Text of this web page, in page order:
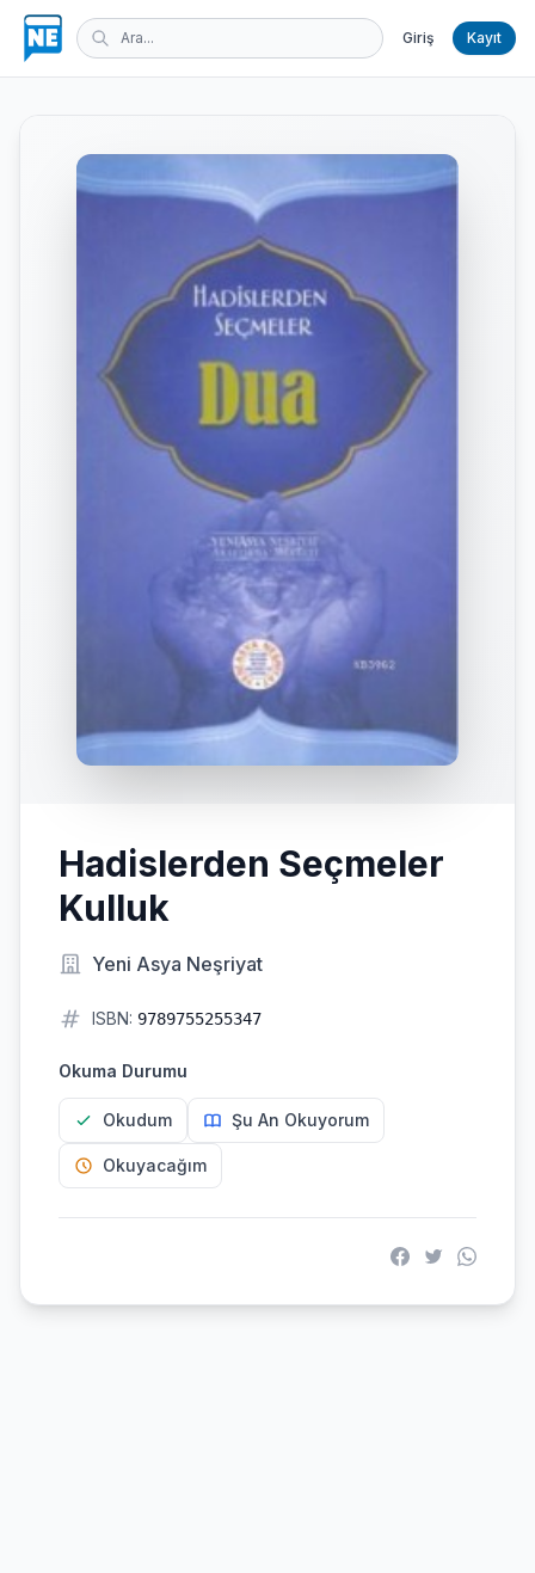
Giriş Kayıt
Hadislerden Seçmeler
Kulluk
Yeni Asya Neşriyat
ISBN: 9789755255347
Okuma Durumu
Okudum Şu An Okuyorum
Okuyacağım